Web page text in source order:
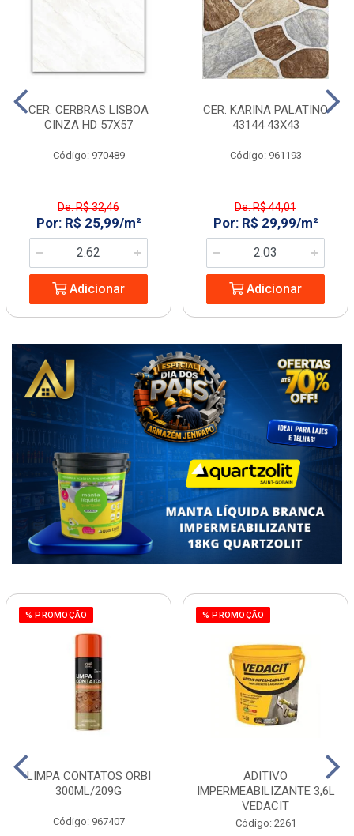
CER. CERBRAS LISBOA
CINZA HD 57X57
Código: 970489
De: R$ 32,46
Por: R$ 25,99/m²
Adicionar
CER. KARINA PALATINO
43144 43X43
Código: 961193
De: R$ 44,01
Por: R$ 29,99/m²
Adicionar
% PROMOÇÃO
LIMPA CONTATOS ORBI
300ML/209G
Código: 967407
% PROMOÇÃO
ADITIVO
IMPERMEABILIZANTE 3,6L
VEDACIT
Código: 2261